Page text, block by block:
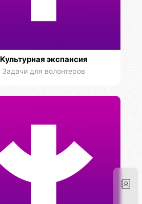
Культурная экспансия
Задачи для волонтеров